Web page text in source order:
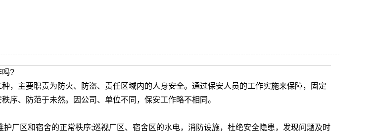
吗?
，主要职责为防火、防盗、责任区域内的人身安全。通过保安人员的工作实施来保障，固定
序、防范于未然。因公司、单位不同，保安工作略不相同。
厂区和宿舍的正常秩序;巡视厂区、宿舍区的水电，消防设施，杜绝安全隐患，发现问题及时